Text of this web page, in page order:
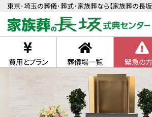
東京･埼玉の葬儀･葬式･家族葬なら【家族葬の長坂
費用とプラン 葬儀場一覧 緊急の